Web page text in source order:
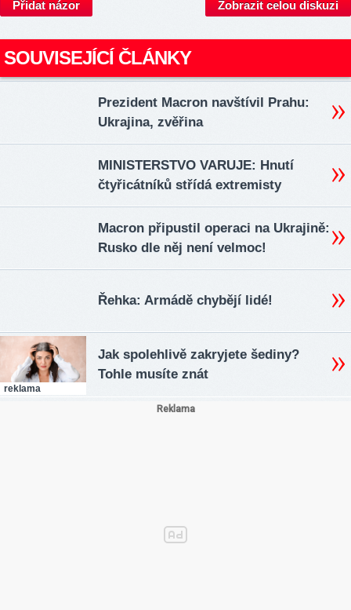
Přidat názor Zobrazit celou diskuzi
SOUVISEJÍCÍ ČLÁNKY
Prezident Macron navštívil Prahu:
Ukrajina, zvěřina
MINISTERSTVO VARUJE: Hnutí
čtyřicátníků střídá extremisty
Macron připustil operaci na Ukrajině:
Rusko dle něj není velmoc!
Řehka: Armádě chybějí lidé!
reklama
Jak spolehlivě zakryjete šediny?
Tohle musíte znát